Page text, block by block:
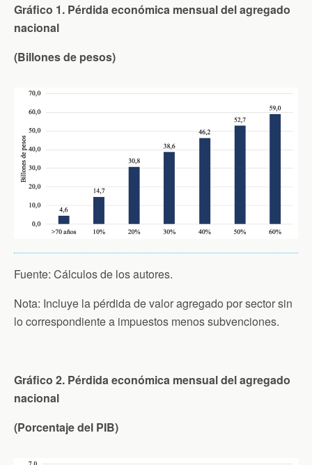
Gráfico 1. Pérdida económica mensual del agregado
nacional
(Billones de pesos)
Fuente: Cálculos de los autores.
Nota: Incluye la pérdida de valor agregado por sector sin
lo correspondiente a impuestos menos subvenciones.
Gráfico 2. Pérdida económica mensual del agregado
nacional
(Porcentaje del PIB)